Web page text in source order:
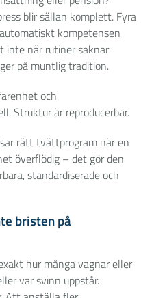
blir sällan komplett. Fyra
kompetensen
inte när rutiner saknar
på muntlig tradition.
och
Struktur är reproducerbar.
rätt tvättprogram när en
överflödig – det gör den
standardiserade och
bristen på
hur många vagnar eller
var svinn uppstår.